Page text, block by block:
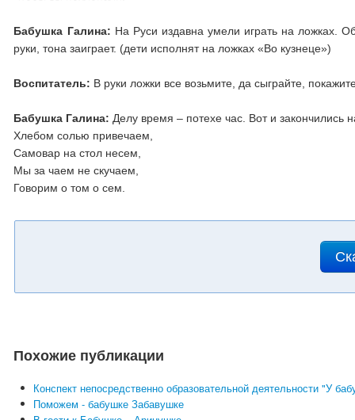
Бабушка Галина: На Руси издавна умели играть на ложках.
руки, тона заиграет. (дети исполнят на ложках «Во кузнеце»)
Воспитатель: В руки ложки все возьмите, да сыграйте,
Бабушка Галина: Делу время – потехе час. Вот и
Хлебом солью привечаем,
Самовар на стол несем,
Мы за чаем не скучаем,
Говорим о том о сем.
Похожие публикации
Конспект непосредственно образовательной деятельности "У
Поможем - бабушке Забавушке